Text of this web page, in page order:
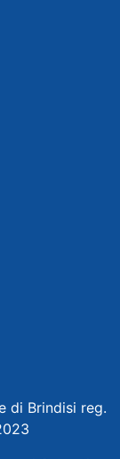
di Brindisi reg.